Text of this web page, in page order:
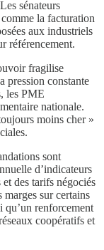
sénateurs
la facturation
aux industriels
référencement.
fragilise
pression constante
les PME
nationale.
moins cher »
sont
d’indicateurs
des tarifs négociés
sur certains
qu’un renforcement
coopératifs et